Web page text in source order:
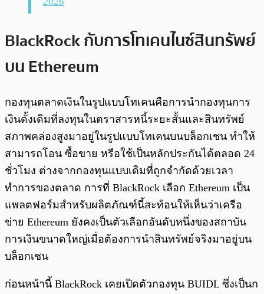
BlackRock กับการโทเคนไนซ์สินทรัพย์
บน Ethereum
กองทุนตลาดเงินในรูปแบบโทเคนคือการนำกองทุนการ
เงินดั้งเดิมที่ลงทุนในตราสารหนี้ระยะสั้นและสินทรัพย์
สภาพคล่องสูงมาอยู่ในรูปแบบโทเคนบนบล็อกเชน ทำให้
สามารถโอน ซื้อขาย หรือใช้เป็นหลักประกันได้ตลอด 24
ชั่วโมง ต่างจากกองทุนแบบเดิมที่ถูกจำกัดด้วยเวลา
ทำการของตลาด การที่ BlackRock เลือก Ethereum เป็น
แพลตฟอร์มสำหรับผลิตภัณฑ์นี้สะท้อนให้เห็นว่าเครือ
ข่าย Ethereum ยังคงเป็นตัวเลือกอันดับหนึ่งของสถาบัน
การเงินขนาดใหญ่เมื่อต้องการนำสินทรัพย์จริงมาอยู่บน
บล็อกเชน
ก่อนหน้านี้ BlackRock เคยเปิดตัวกองทุน BUIDL ซึ่งเป็นก